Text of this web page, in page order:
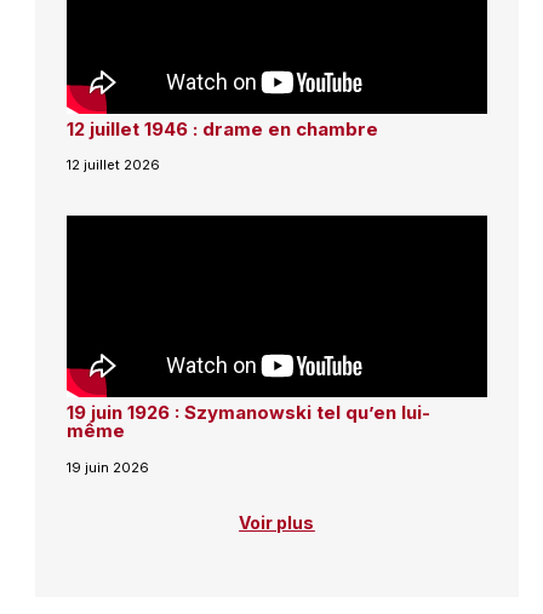
12 juillet 1946 : drame en chambre
12 juillet 2026
19 juin 1926 : Szymanowski tel qu’en lui-
même
19 juin 2026
Voir plus